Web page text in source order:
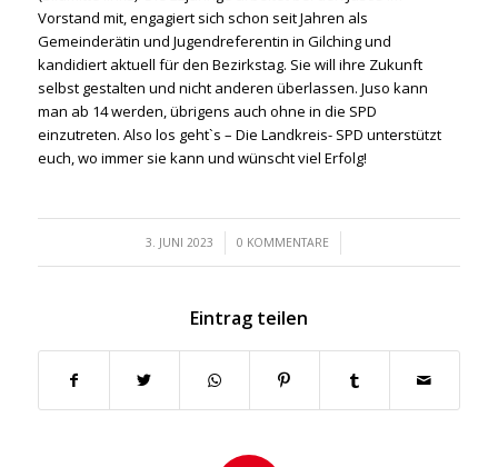
Vorstand mit, engagiert sich schon seit Jahren als
Gemeinderätin und Jugendreferentin in Gilching und
kandidiert aktuell für den Bezirkstag. Sie will ihre Zukunft
selbst gestalten und nicht anderen überlassen. Juso kann
man ab 14 werden, übrigens auch ohne in die SPD
einzutreten. Also los geht`s – Die Landkreis- SPD unterstützt
euch, wo immer sie kann und wünscht viel Erfolg!
3. JUNI 2023
/ 0 KOMMENTARE
/
Eintrag teilen